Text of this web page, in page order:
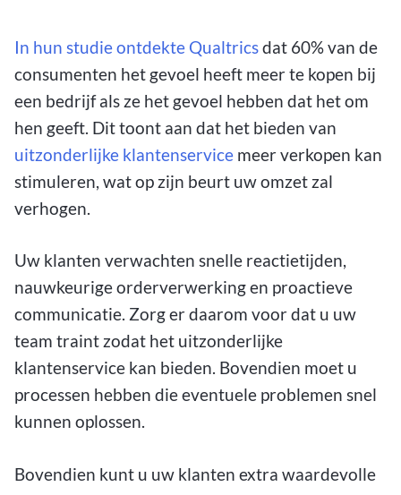
In hun studie ontdekte Qualtricsdat 60% van de
consumenten het gevoel heeft meer te kopen bij
een bedrijf als ze het gevoel hebben dat het om
hen geeft. Dit toont aan dat het bieden van
uitzonderlijke klantenservice meer verkopen kan
stimuleren, wat op zijn beurt uw omzet zal
verhogen.
Uw klanten verwachten snelle reactietijden,
nauwkeurige orderverwerking en proactieve
communicatie. Zorg er daarom voor dat u uw
team traint zodat het uitzonderlijke
klantenservice kan bieden. Bovendien moet u
processen hebben die eventuele problemen snel
kunnen oplossen.
Bovendien kunt u uw klanten extra waardevolle